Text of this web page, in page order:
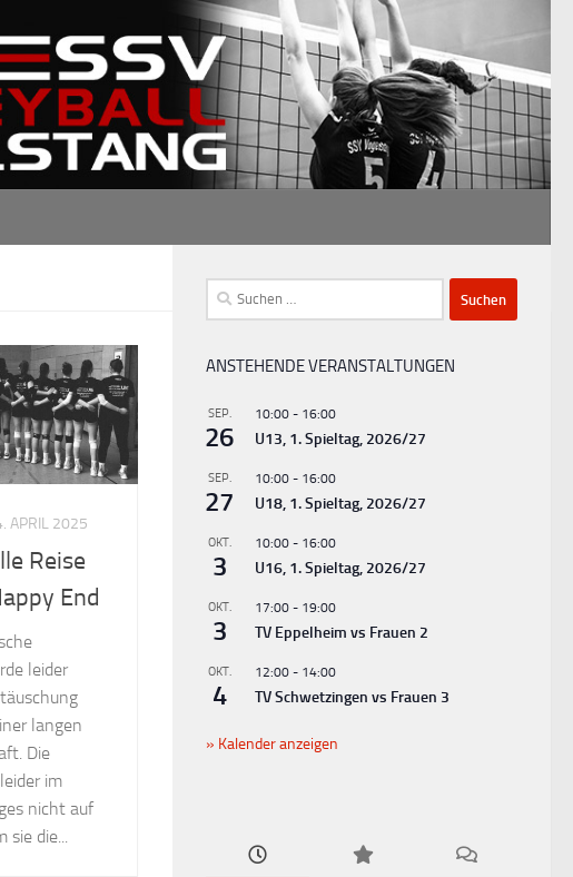
APRIL 2025
Reise
End
leider
langen
Die
im
nicht auf
die...
Suchen
nach:
ANSTEHENDE VERANSTALTUNGEN
SEP.
26
10:00 - 16:00
U13, 1. Spieltag, 2026/27
SEP.
27
10:00 - 16:00
U18, 1. Spieltag, 2026/27
OKT.
3
10:00 - 16:00
U16, 1. Spieltag, 2026/27
OKT.
3
17:00 - 19:00
TV Eppelheim vs Frauen 2
OKT.
4
12:00 - 14:00
TV Schwetzingen vs Frauen 3
Kalender anzeigen